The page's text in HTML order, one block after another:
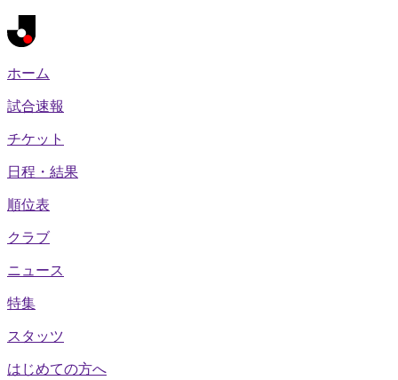
ホーム
試合速報
チケット
日程・結果
順位表
クラブ
ニュース
特集
スタッツ
はじめての方へ